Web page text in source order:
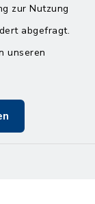
zur Nutzung
abgefragt.
unseren